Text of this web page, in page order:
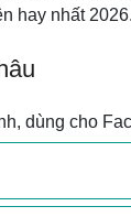
hay nhất 2026.
dùng cho